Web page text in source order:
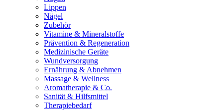
Lippen
Nägel
Zubehör
Vitamine & Mineralstoffe
Prävention & Regeneration
Medizinische Geräte
Wundversorgung
Ernährung & Abnehmen
Massage & Wellness
Aromatherapie & Co.
Sanität & Hilfsmittel
Therapiebedarf